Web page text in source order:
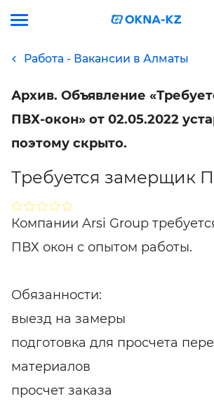
Работа - Вакансии в Алматы
Архив. Объявление
ПВХ-окон» от 02.05.2022
поэтому скрыто.
Требуется замерщик
Компании Arsi Group
ПВХ окон с опытом работы.
Обязанности:
выезд на замеры
подготовка для просчета
материалов
просчет заказа